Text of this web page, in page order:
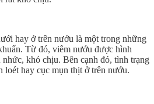
hay ở trên nướu là một trong những
Từ đó, viêm nướu được hình
khó chịu. Bên cạnh đó, tình trạng
loét hay cục mụn thịt ở trên nướu.